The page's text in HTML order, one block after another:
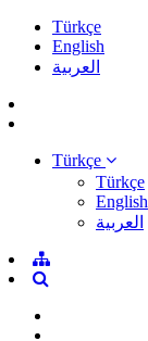
Türkçe
English
العربية
Türkçe
Türkçe
English
العربية